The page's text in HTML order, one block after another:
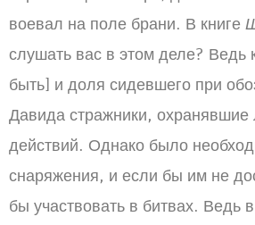
воевал на поле брани. В книге
слушать вас в этом деле? Ведь
быть] и доля сидевшего при
Давида стражники,
действий. Однако было
снаряжения, и если бы им не
бы участвовать в битвах. Ведь